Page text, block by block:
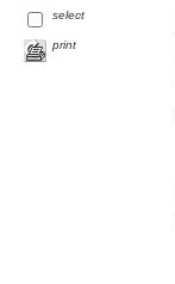
select
print